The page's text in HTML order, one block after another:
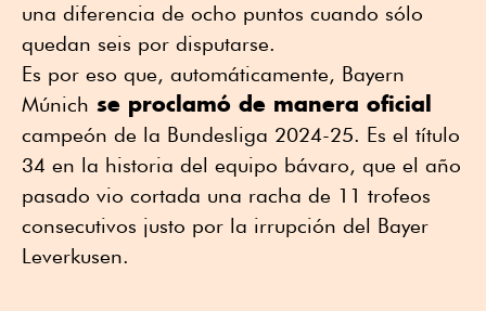
una diferencia de ocho puntos cuando sólo
quedan seis por disputarse.
Es por eso que, automáticamente, Bayern
Múnich se proclamó de manera oficial
campeón de la Bundesliga 2024-25. Es el título
34 en la historia del equipo bávaro, que el año
pasado vio cortada una racha de 11 trofeos
consecutivos justo por la irrupción del Bayer
Leverkusen.